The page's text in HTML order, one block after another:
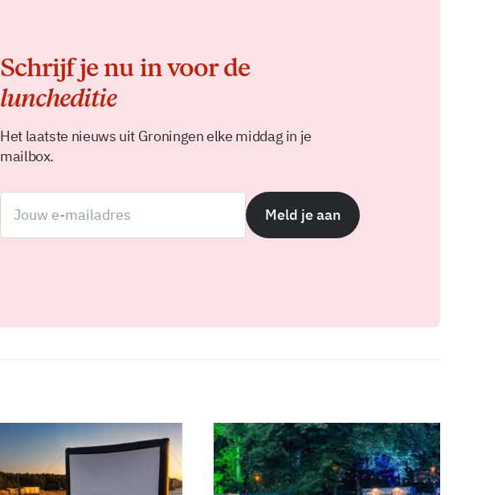
Schrijf je nu in voor de
luncheditie
Het laatste nieuws uit Groningen elke middag in je
mailbox.
Meld je aan